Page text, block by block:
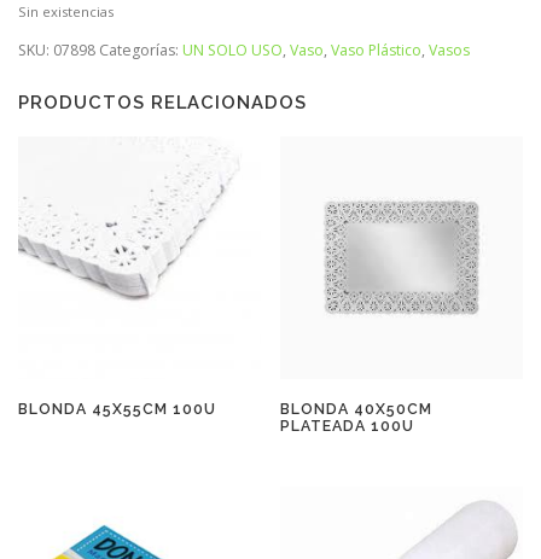
Sin existencias
SKU: 07898 Categorías: UN SOLO USO, Vaso, Vaso Plástico, Vasos
PRODUCTOS RELACIONADOS
BLONDA 45X55CM 100U
BLONDA 40X50CM
PLATEADA 100U